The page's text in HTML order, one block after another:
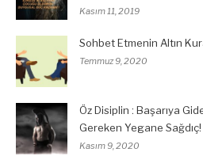
Kasım 11, 2019
Sohbet Etmenin Altın
Temmuz 9, 2020
Öz Disiplin : Başarıya
Gereken Yegane Sağdıç!
Kasım 9, 2020